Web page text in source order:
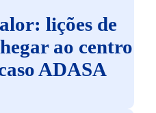
lições de
ao centro
ADASA